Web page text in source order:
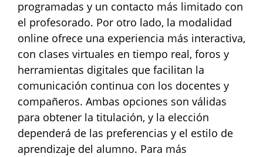
programadas y un contacto más limitado con
el profesorado. Por otro lado, la modalidad
online ofrece una experiencia más interactiva,
con clases virtuales en tiempo real, foros y
herramientas digitales que facilitan la
comunicación continua con los docentes y
compañeros. Ambas opciones son válidas
para obtener la titulación, y la elección
dependerá de las preferencias y el estilo de
aprendizaje del alumno. Para más